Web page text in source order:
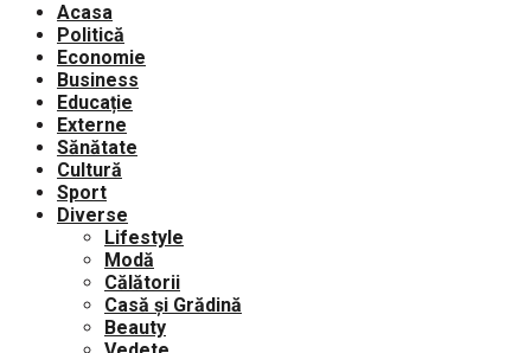
Acasa
Politică
Economie
Business
Educație
Externe
Sănătate
Cultură
Sport
Diverse
Lifestyle
Modă
Călătorii
Casă și Grădină
Beauty